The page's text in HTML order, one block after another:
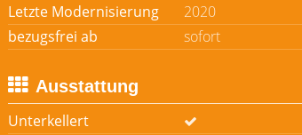
Letzte Modernisierung
2020
bezugsfrei ab
sofort
Ausstattung
Unterkellert